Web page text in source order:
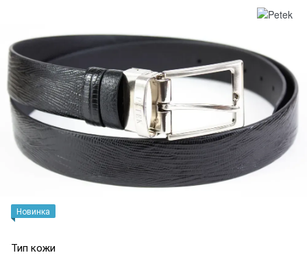
Новинка
Тип кожи